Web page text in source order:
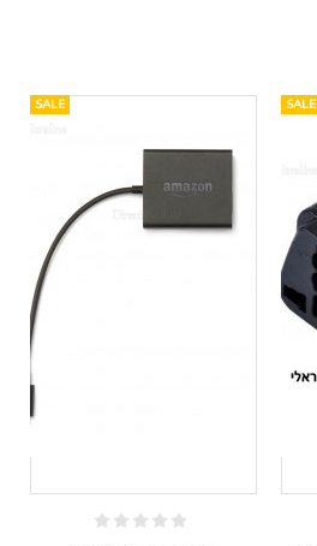
SALE
SALE